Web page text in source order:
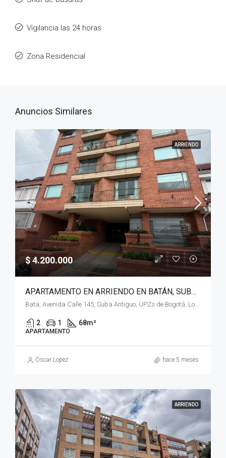
Vigilancia las 24 horas
Zona Residencial
Anuncios Similares
ARRIENDO
$ 4.200.000
APARTAMENTO EN ARRIENDO EN BATÁN, SUBA, BOGOTÁ, D.C. – (963)
Bata, Avenida Calle 145, Suba Antiguo, UPZs de Bogotá, Localidad Suba, Bogotá, Bogotá, Distrito Capital, RAP (Especial) Central, 111161, Colombia
2 1 68m²
APARTAMENTO
Oscar Lopez hace 5 meses
ARRIENDO